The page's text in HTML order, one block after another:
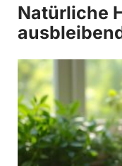
Natürliche